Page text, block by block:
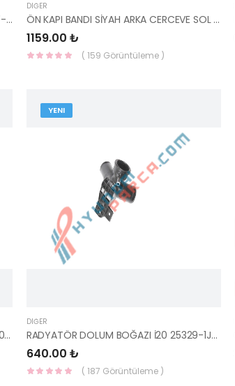
GÜNDÜZ FARI SOL TUCSON 2021- 92207-N7000-MOBIS-S
DIĞER
ÖN KAPI BANDI SİYAH ARKA CERCEVE SOL 86363-1W000-HMC
1159.00 ₺
( 159 Görüntüleme )
SİLECEK KOLU KAPAĞI İX20 98380-3N050-HMC
YENI
DIĞER
RADYATÖR DOLUM BOĞAZI İ20 25329-1J500 25329-4P500-HMC
640.00 ₺
( 187 Görüntüleme )